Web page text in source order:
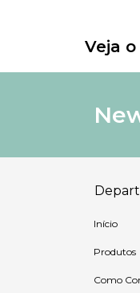
Veja
Início
Produtos
Como